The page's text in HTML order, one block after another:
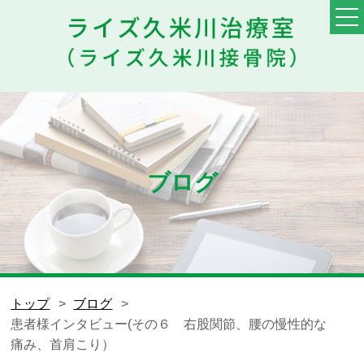
料金・メニュー
初めての方へ
他院との違い
患者様の声
ブログ
ブログ
トップ
ブログ
患者様インタビュー(その６ 右股関節、腰の慢性的な
痛み、首肩こり）